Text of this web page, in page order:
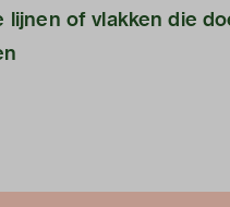
lijnen of vlakken die